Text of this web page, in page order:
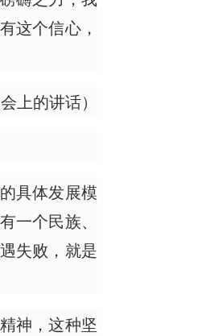
这个信心，
上的讲话）
具体发展模
个民族、
失败，就是
神，这种坚